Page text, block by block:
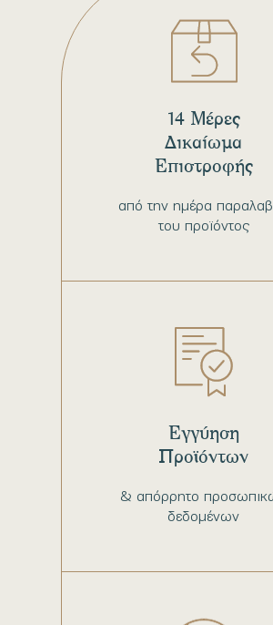
από την ημέρα
του προϊόντος
14 Μέρες
Δικαίωμα
Επιστροφής
& απόρρητο
δεδομένων
Εγγύηση
Προϊόντων